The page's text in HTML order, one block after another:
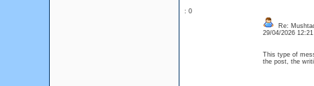
: 0
Re:
29/04/2026
This type of
the post, the